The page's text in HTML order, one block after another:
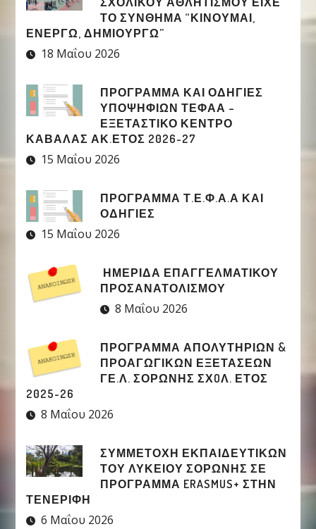
ΤΟ ΣΎΝΘΗΜΑ “ΚΙΝΟΎΜΑΙ,
ΕΝΕΡΓΏ, ΔΗΜΙΟΥΡΓΏ”
18 Μαΐου 2026
ΠΡΟΓΡΑΜΜΑ ΚΑΙ ΟΔΗΓΙΕΣ
ΥΠΟΨΗΦΙΩΝ ΤΕΦΑΑ –
ΕΞΕΤΑΣΤΙΚΟ ΚΕΝΤΡΟ
ΚΑΒΑΛΑΣ ΑΚ.ΕΤΟΣ 2026-27
15 Μαΐου 2026
ΠΡΟΓΡΑΜΜΑ Τ.Ε.Φ.Α.Α ΚΑΙ
ΟΔΗΓΙΕΣ
15 Μαΐου 2026
ΗΜΕΡΙΔΑ ΕΠΑΓΓΕΛΜΑΤΙΚΟΥ
ΠΡΟΣΑΝΑΤΟΛΙΣΜΟΥ
8 Μαΐου 2026
ΠΡΟΓΡΑΜΜΑ ΑΠΟΛΥΤΗΡΙΩΝ &
ΠΡΟΑΓΩΓΙΚΩΝ ΕΞΕΤΑΣΕΩΝ
ΓΕ.Λ. ΣΟΡΩΝΗΣ ΣΧOΛ. ΕΤΟΣ
2025-26
8 Μαΐου 2026
ΣΥΜΜΕΤΟΧΉ ΕΚΠΑΙΔΕΥΤΙΚΏΝ
ΤΟΥ ΛΥΚΕΊΟΥ ΣΟΡΩΝΉΣ ΣΕ
ΠΡΌΓΡΑΜΜΑ ERASMUS+ ΣΤΗΝ
ΤΕΝΕΡΊΦΗ
6 Μαΐου 2026